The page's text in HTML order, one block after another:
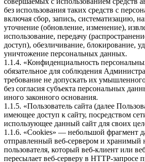
без использования таких средств с
включая сбор, запись, систематизацию,
уточнение (обновление, изменение),
использование, передачу
доступ), обезличивание, блокирование,
уничтожение персональных данных.
1.1.4. «Конфиденциальность
обязательное для соблюдения
требование не допускать их
без согласия субъекта персональных
иного законного основания.
1.1.5. «Пользователь сайта (далее
имеющее доступ к сайту, посредством
использующее данный сайт для своих
1.1.6. «Cookies» — небольшой фрагмент
отправленный веб-сервером и хранимый
пользователя, который веб-клиент или
пересылает веб-серверу в HTTP-запросе